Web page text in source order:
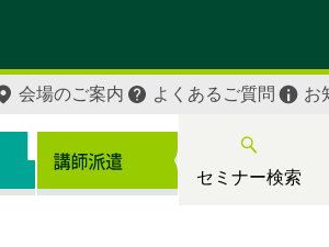
セミナー検索
会場のご案内 よくあるご質問 お